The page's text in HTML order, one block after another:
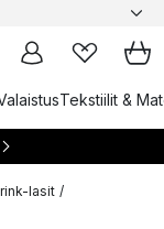
Tekstiilit &
lasit /